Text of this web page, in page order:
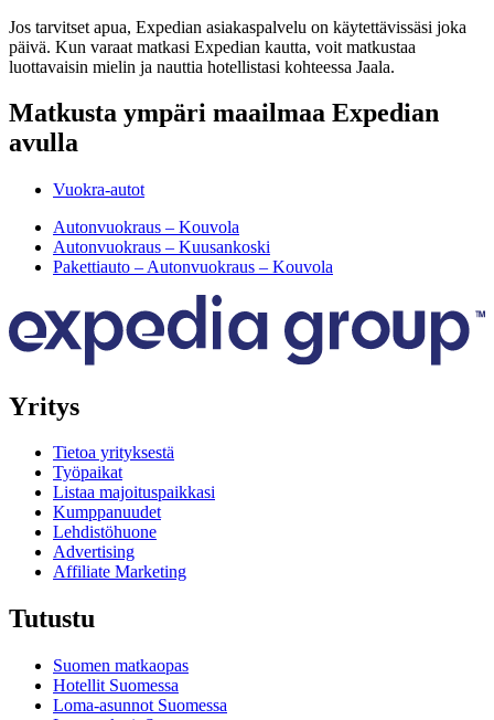
Jos tarvitset apua, Expedian asiakaspalvelu on käytettävissäsi joka
päivä. Kun varaat matkasi Expedian kautta, voit matkustaa
luottavaisin mielin ja nauttia hotellistasi kohteessa Jaala.
Matkusta ympäri maailmaa Expedian
avulla
Vuokra-autot
Autonvuokraus – Kouvola
Autonvuokraus – Kuusankoski
Pakettiauto – Autonvuokraus – Kouvola
Yritys
Tietoa yrityksestä
Työpaikat
Listaa majoituspaikkasi
Kumppanuudet
Lehdistöhuone
Advertising
Affiliate Marketing
Tutustu
Suomen matkaopas
Hotellit Suomessa
Loma-asunnot Suomessa